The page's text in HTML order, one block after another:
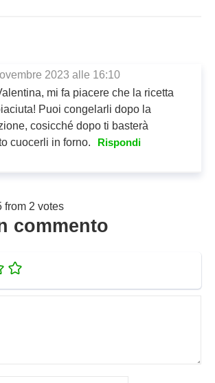
2023 alle 16:10
mi fa piacere che la ricetta
Puoi congelarli dopo la
cosicché dopo ti basterà
cuocerli in forno.
Rispondi
from 2 votes
commento